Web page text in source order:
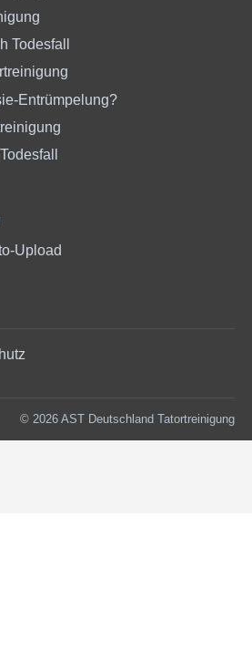
Todesfall
Entrümpelung?
Upload
© 2026 AST Deutschland Tatortreinigung